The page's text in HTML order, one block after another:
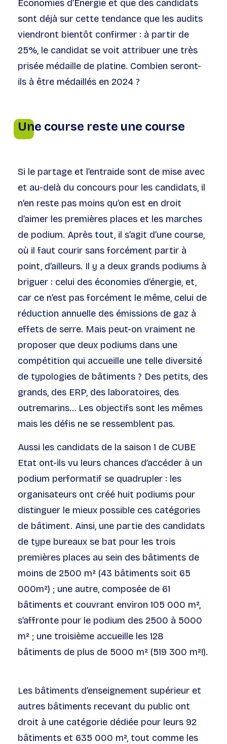
Economies d’Energie et que des candidats
sont déjà sur cette tendance que les audits
viendront bientôt confirmer : à partir de
25%, le candidat se voit attribuer une très
prisée médaille de platine. Combien seront-
ils à être médaillés en 2024 ?
Une course reste une course
Si le partage et l’entraide sont de mise avec
et au-delà du concours pour les candidats, il
n’en reste pas moins qu’on est en droit
d’aimer les premières places et les marches
de podium. Après tout, il s’agit d’une course,
où il faut courir sans forcément partir à
point, d’ailleurs. Il y a deux grands podiums à
briguer : celui des économies d’énergie, et,
car ce n’est pas forcément le même, celui de
réduction annuelle des émissions de gaz à
effets de serre. Mais peut-on vraiment ne
proposer que deux podiums dans une
compétition qui accueille une telle diversité
de typologies de bâtiments ? Des petits, des
grands, des ERP, des laboratoires, des
outremarins… Les objectifs sont les mêmes
mais les défis ne se ressemblent pas.
Aussi les candidats de la saison 1 de CUBE
Etat ont-ils vu leurs chances d’accéder à un
podium performatif se quadrupler : les
organisateurs ont créé huit podiums pour
distinguer le mieux possible ces catégories
de bâtiment. Ainsi, une partie des candidats
de type bureaux se bat pour les trois
premières places au sein des bâtiments de
moins de 2500 m² (43 bâtiments soit 65
000m²) ; une autre, composée de 61
bâtiments et couvrant environ 105 000 m²,
s’affronte pour le podium des 2500 à 5000
m² ; une troisième accueille les 128
bâtiments de plus de 5000 m² (519 300 m²!).
Les bâtiments d’enseignement supérieur et
autres bâtiments recevant du public ont
droit à une catégorie dédiée pour leurs 92
bâtiments et 635 000 m², tout comme les